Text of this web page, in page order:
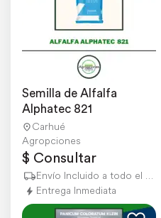
Semilla de Alfalfa
Alphatec 821
Carhué
Agropciones
$ Consultar
Envío Incluido a todo el país
Entrega Inmediata